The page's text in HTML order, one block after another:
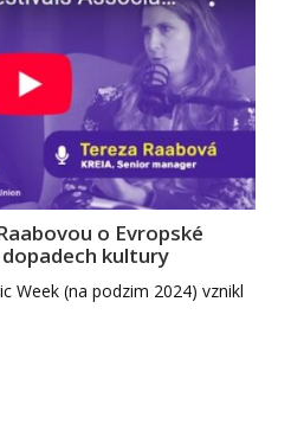
o Evropské
kultury
Week (na podzim 2024) vznikl